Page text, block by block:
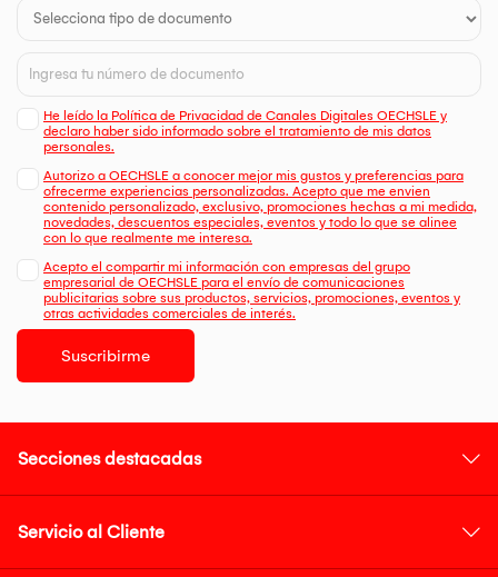
He leído la Política de Privacidad de Canales Digitales OECHSLE y
declaro haber sido informado sobre el tratamiento de mis datos
personales.
Autorizo a OECHSLE a conocer mejor mis gustos y preferencias para
ofrecerme experiencias personalizadas. Acepto que me envien
contenido personalizado, exclusivo, promociones hechas a mi medida,
novedades, descuentos especiales, eventos y todo lo que se alinee
con lo que realmente me interesa.
Acepto el compartir mi información con empresas del grupo
empresarial de OECHSLE para el envío de comunicaciones
publicitarias sobre sus productos, servicios, promociones, eventos y
otras actividades comerciales de interés.
Suscribirme
Secciones destacadas
Servicio al Cliente